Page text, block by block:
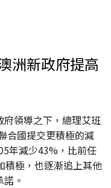
洲新政府提高
府領導之下，總理艾班
合國提交更積極的減
年減少43%，比前任
積極，也逐漸追上其他
。